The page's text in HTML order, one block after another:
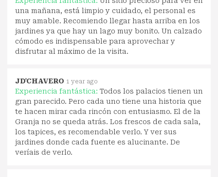
una mañana, está limpio y cuidado, el personal es
muy amable. Recomiendo llegar hasta arriba en los
jardines ya que hay un lago muy bonito. Un calzado
cómodo es indispensable para aprovechar y
disfrutar al máximo de la visita.
JD'CHAVERO 1 year ago
Experiencia fantástica: Todos los palacios tienen un
gran parecido. Pero cada uno tiene una historia que
te hacen mirar cada rincón con entusiasmo. El de la
Granja no se queda atrás. Los frescos de cada sala,
los tapices, es recomendable verlo. Y ver sus
jardines donde cada fuente es alucinante. De
veríais de verlo.